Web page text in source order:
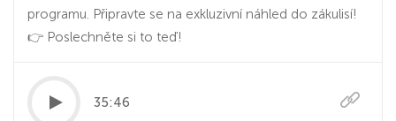
programu. Připravte se na exkluzivní náhled do zákulisí!
👉 Poslechněte si to teď!
35:46